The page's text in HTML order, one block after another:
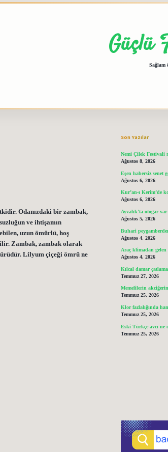
Güçlü
Sağlam
Odanızdaki bir zambak,
ve ihtişamın
uzun ömürlü, hoş
Zambak, zambak olarak
Lilyum çiçeği ömrü ne
Son Yazılar
Nemi Çilek Festivali
Ağustos 8, 2026
Eşen habersiz senet
Ağustos 6, 2026
Kur’an-ı Kerim’de
Ağustos 6, 2026
Ayvalık’ta otogar var
Ağustos 5, 2026
Buhari
Ağustos 4, 2026
Araç klimadan
Ağustos 4, 2026
Kılcal damar
Temmuz 27, 2026
Memelilerin
Temmuz 25, 2026
Klor fazlalığında
Temmuz 25, 2026
Eski Türkçe avcı ne
Temmuz 25, 2026